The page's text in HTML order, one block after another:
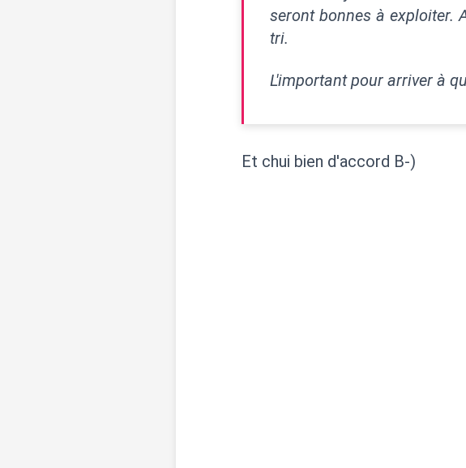
seront bonnes à exploiter.
tri.
L'important pour arriver à
Et chui bien d'accord B-)